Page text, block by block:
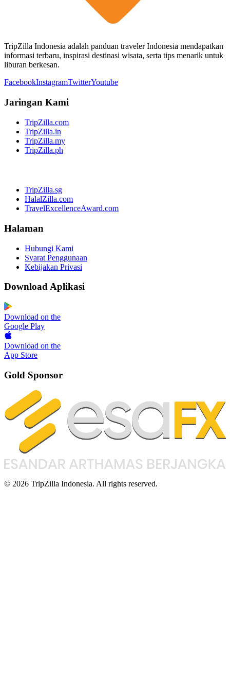
TripZilla Indonesia adalah panduan traveler Indonesia mendapatkan
informasi terbaru, inspirasi destinasi wisata, serta tips menarik untuk
liburan berkesan.
FacebookInstagramTwitterYoutube
Jaringan Kami
TripZilla.com
TripZilla.in
TripZilla.my
TripZilla.ph
TripZilla.sg
HalalZilla.com
TravelExcellenceAward.com
Halaman
Hubungi Kami
Syarat Penggunaan
Kebijakan Privasi
Download Aplikasi
Download on the
Google Play
Download on the
App Store
Gold Sponsor
© 2026 TripZilla Indonesia. All rights reserved.